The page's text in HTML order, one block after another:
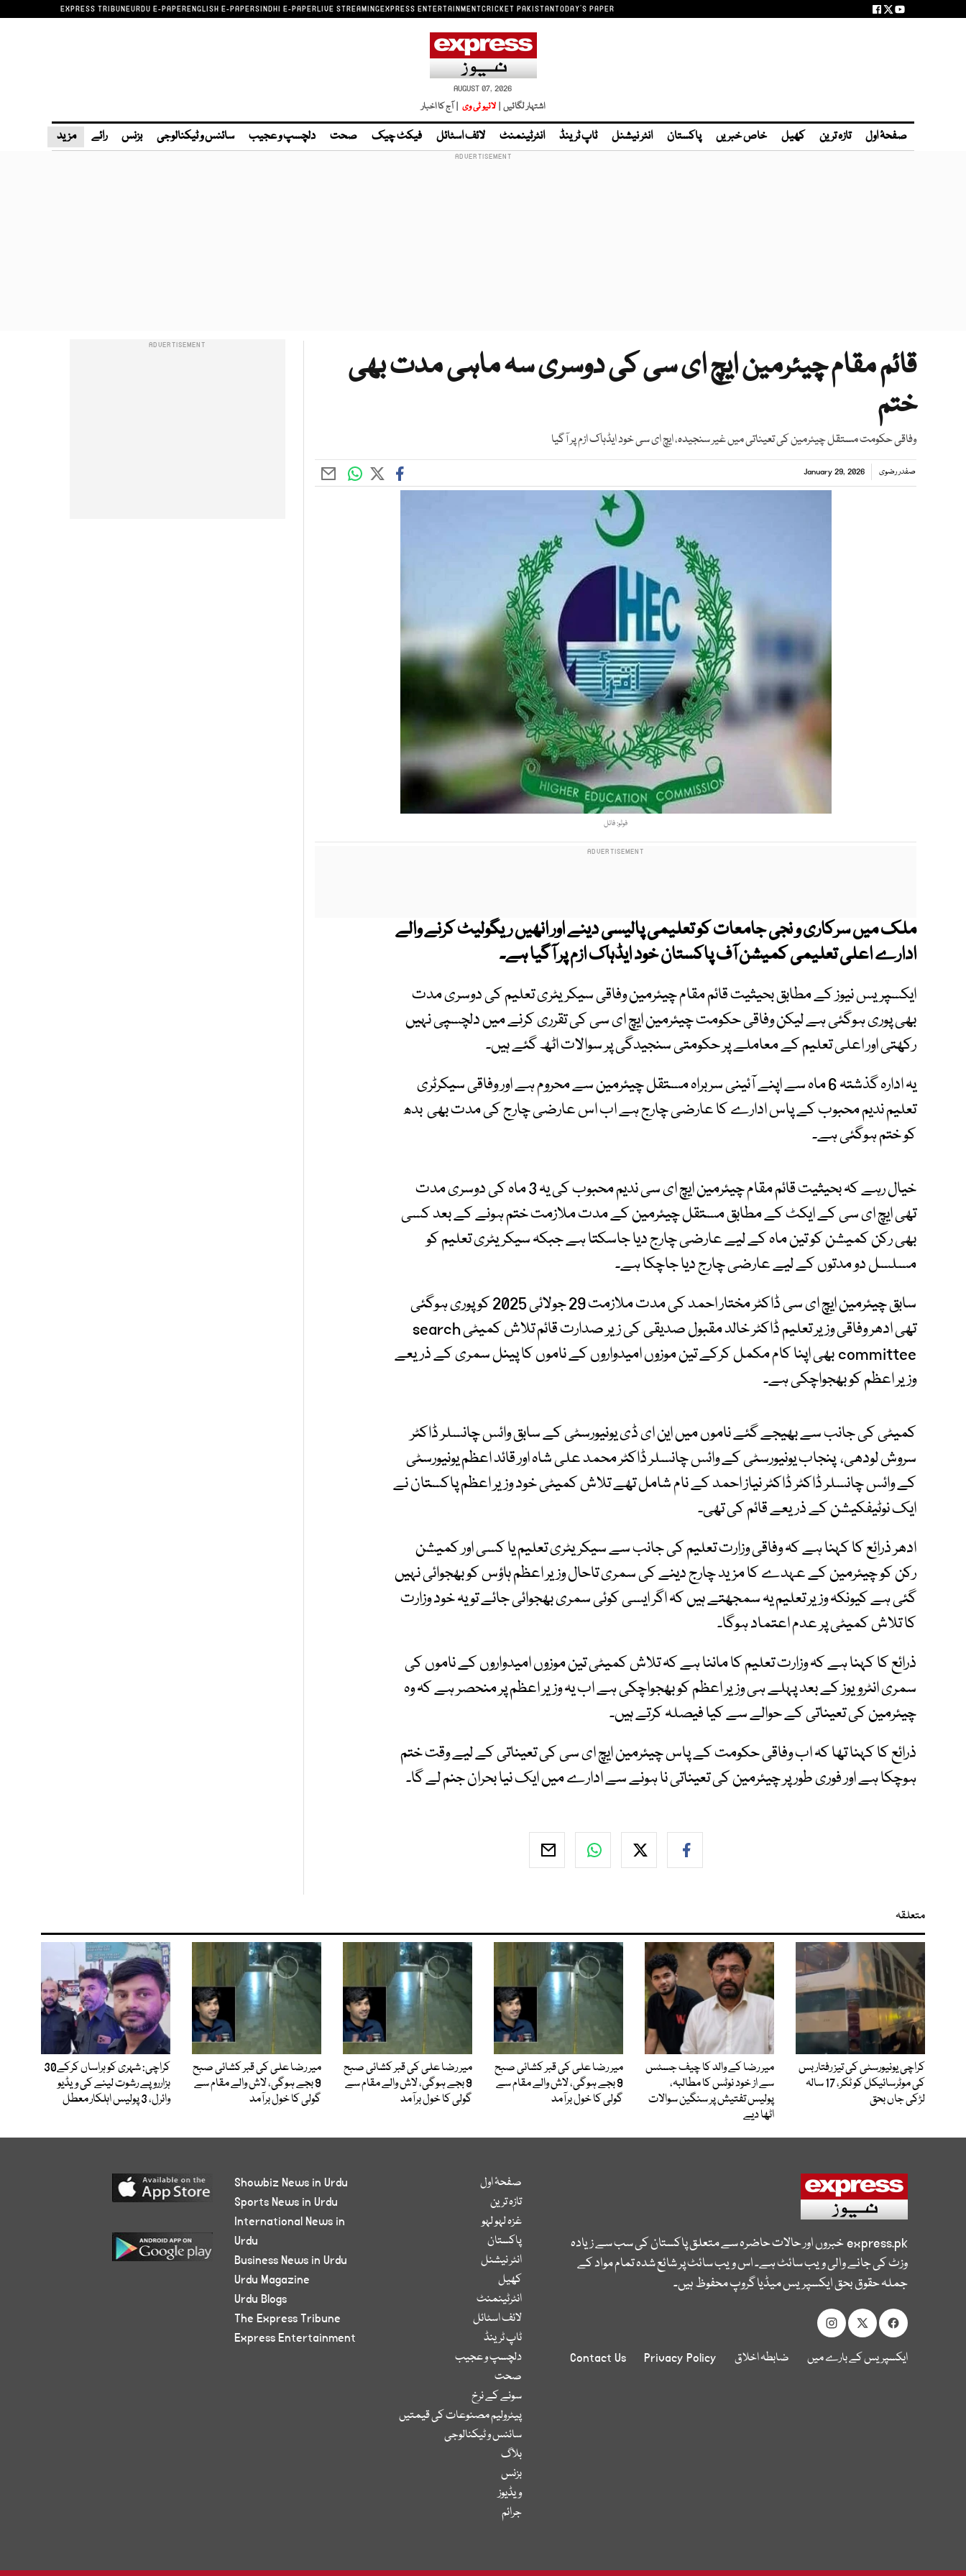
EXPRESS TRIBUNEURDU E-PAPERENGLISH E-PAPERSINDHI E-PAPERLIVE STREAMINGEXPRESS ENTERTAINMENTCRICKET PAKISTANTODAY'S PAPER
AUGUST 07, 2026
اشتہار لگائیں | لائیو ٹی وی | آج کا اخبار
صفحۂ اول تازہ ترین کھیل خاص خبریں پاکستان انٹر نیشنل ٹاپ ٹرینڈ انٹرٹینمنٹ لائف اسٹائل فیکٹ چیک صحت دلچسپ و عجیب سائنس و ٹیکنالوجی بزنس رائے مزید
قائم مقام چیئرمین ایچ ای سی کی دوسری سہ ماہی مدت بھی
ختم
وفاقی حکومت مستقل چیئرمین کی تعیناتی میں غیر سنجیدہ، ایچ ای سی خود ایڈہاک ازم پر آگیا
صفدر رضوی January 29, 2026
فوٹو: فائل
ملک میں سرکاری و نجی جامعات کو تعلیمی پالیسی دینے اور انھیں ریگولیٹ کرنے والے
ادارے اعلی تعلیمی کمیشن آف پاکستان خود ایڈہاک ازم پر آگیا ہے۔
ایکسپریس نیوز کے مطابق بحیثیت قائم مقام چیئرمین وفاقی سیکریٹری تعلیم کی دوسری مدت
بھی پوری ہوگئی ہے لیکن وفاقی حکومت چیئرمین ایچ ای سی کی تقرری کرنے میں دلچسپی نہیں
رکھتی اور اعلی تعلیم کے معاملے پر حکومتی سنجیدگی پر سوالات اٹھ گئے ہیں۔
یہ ادارہ گذشتہ 6 ماہ سے اپنے آئینی سربراہ مستقل چیئرمین سے محروم ہے اور وفاقی سیکرٹری
تعلیم ندیم محبوب کے پاس ادارے کا عارضی چارج ہے اب اس عارضی چارج کی مدت بھی بدھ
کو ختم ہوگئی ہے۔
خیال رہے کہ بحیثیت قائم مقام چیئرمین ایچ ای سی ندیم محبوب کی یہ 3 ماہ کی دوسری مدت
تھی ایچ ای سی کے ایکٹ کے مطابق مستقل چیئرمین کے مدت ملازمت ختم ہونے کے بعد کسی
بھی رکن کمیشن کو تین ماہ کے لیے عارضی چارج دیا جاسکتا ہے جبکہ سیکریٹری تعلیم کو
مسلسل دو مدتوں کے لیے عارضی چارج دیا جاچکا ہے۔
سابق چیئرمین ایچ ای سی ڈاکٹر مختار احمد کی مدت ملازمت 29 جولائی 2025 کو پوری ہوگئی
تھی ادھر وفاقی وزیر تعلیم ڈاکٹر خالد مقبول صدیقی کی زیر صدارت قائم تلاش کمیٹی search
committee بھی اپنا کام مکمل کرکے تین موزوں امیدواروں کے ناموں کا پینل سمری کے ذریعے
وزیر اعظم کو بھجواچکی ہے۔
کمیٹی کی جانب سے بھیجے گئے ناموں میں این ای ڈی یونیورسٹی کے سابق وائس چانسلر ڈاکٹر
سروش لودھی، پنجاب یونیورسٹی کے وائس چانسلر ڈاکٹر محمد علی شاہ اور قائد اعظم یونیورسٹی
کے وائس چانسلر ڈاکٹر ڈاکٹر نیاز احمد کے نام شامل تھے تلاش کمیٹی خود وزیر اعظم پاکستان نے
ایک نوٹیفکیشن کے ذریعے قائم کی تھی۔
ادھر ذرائع کا کہنا ہے کہ وفاقی وزارت تعلیم کی جانب سے سیکریٹری تعلیم یا کسی اور کمیشن
رکن کو چیئرمین کے عہدے کا مزید چارج دینے کی سمری تاحال وزیر اعظم ہاؤس کو بھجوائی نہیں
گئی ہے کیونکہ وزیر تعلیم یہ سمجھتے ہیں کہ اگر ایسی کوئی سمری بھجوائی جائے تو یہ خود وزارت
کا تلاش کمیٹی پر عدم اعتماد ہوگا۔
ذرائع کا کہنا ہے کہ وزارت تعلیم کا ماننا ہے کہ تلاش کمیٹی تین موزوں امیدواروں کے ناموں کی
سمری انٹرویوز کے بعد پہلے ہی وزیر اعظم کو بھجواچکی ہے اب یہ وزیر اعظم پر منحصر ہے کہ وہ
چیئرمین کی تعیناتی کے حوالے سے کیا فیصلہ کرتے ہیں۔
ذرائع کا کہنا تھا کہ اب وفاقی حکومت کے پاس چیئرمین ایچ ای سی کی تعیناتی کے لیے وقت ختم
ہوچکا ہے اور فوری طور پر چیئرمین کی تعیناتی نا ہونے سے ادارے میں ایک نیا بحران جنم لے گا۔
متعلقہ
کراچی یونیورسٹی کی تیز رفتار بس
کی موٹرسائیکل کو ٹکر، 17 سالہ
لڑکی جاں بحق
میر رضا کے والد کا چیف جسٹس
سے از خود نوٹس کا مطالبہ،
پولیس تفتیش پر سنگین سوالات
اٹھا دیے
میر رضا علی کی قبر کشائی صبح
9 بجے ہوگی، لاش والے مقام سے
گولی کا خول برآمد
میر رضا علی کی قبر کشائی صبح
9 بجے ہوگی، لاش والے مقام سے
گولی کا خول برآمد
میر رضا علی کی قبر کشائی صبح
9 بجے ہوگی، لاش والے مقام سے
گولی کا خول برآمد
کراچی: شہری کو ہراساں کرکے30
ہزارروپے رشوت لینے کی ویڈیو
وائرل، 3 پولیس اہلکار معطل
express.pkخبروں اور حالات حاضرہ سے متعلق پاکستان کی سب سے زیادہ
وزٹ کی جانے والی ویب سائٹ ہے۔ اس ویب سائٹ پر شائع شدہ تمام مواد کے
جملہ حقوق بحق ایکسپریس میڈیا گروپ محفوظ ہیں۔
ایکسپریس کے بارے میں ضابطہ اخلاق Privacy Policy
Contact Us
صفحۂ اول
تازہ ترین
غزہ لہو لہو
پاکستان
انٹر نیشنل
کھیل
انٹرٹینمنٹ
لائف اسٹائل
ٹاپ ٹرینڈ
دلچسپ و عجیب
صحت
سونے کے نرخ
پیٹرولیم مصنوعات کی قیمتیں
سائنس و ٹیکنالوجی
بلاگ
بزنس
ویڈیوز
جرائم
Showbiz News in Urdu
Sports News in Urdu
International News in
Urdu
Business News in Urdu
Urdu Magazine
Urdu Blogs
The Express Tribune
Express Entertainment